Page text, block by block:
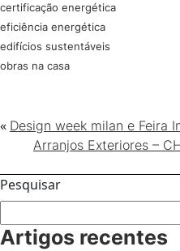
certificação energética
eficiência energética
edifícios sustentáveis
obras na casa
« Design week milan e Feira
Arranjos Exteriores –
Pesquisar
Artigos recentes